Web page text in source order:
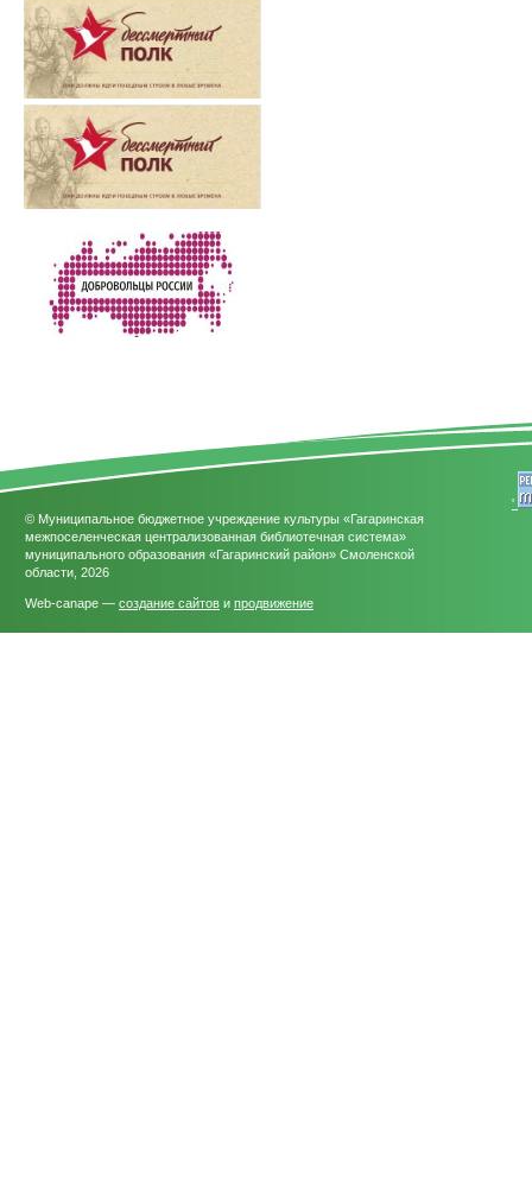
© Муниципальное бюджетное учреждение культуры «Гагаринская
межпоселенческая централизованная библиотечная система»
муниципального образования «Гагаринский район» Смоленской
области, 2026
Web-canape — создание сайтов и продвижение
'